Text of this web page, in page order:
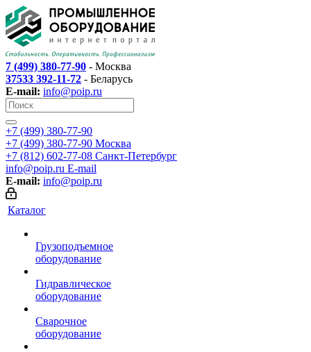
7 (499) 380-77-90 - Москва
37533 392-11-72 - Беларусь
E-mail: info@poip.ru
+7 (499) 380-77-90
+7 (499) 380-77-90 Москва
+7 (812) 602-77-08 Санкт-Петербург
info@poip.ru E-mail
E-mail: info@poip.ru
Каталог
Грузоподъемное
оборудование
Гидравлическое
оборудование
Сварочное
оборудование